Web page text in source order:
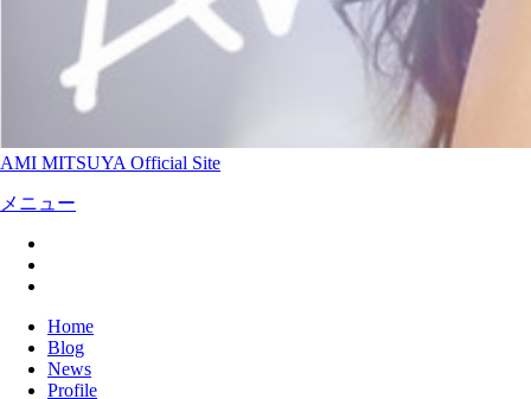
AMI MITSUYA Official Site
メニュー
Home
Blog
News
Profile